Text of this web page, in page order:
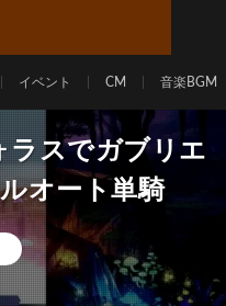
イベント CM 音楽BGM
ラスでガブリエ
オート単騎